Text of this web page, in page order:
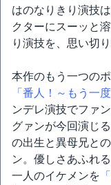
はのなりきり演技
クターにスーッと
り演技を、思い切
本作のもう一つの
「番人！～もう一
ンデレ演技でファ
グァンが今回演じ
の出生と異母兄と
ン。優しさあふれ
一人のイケメンを